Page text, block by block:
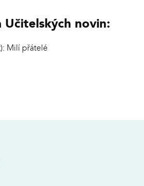
Učitelských novin:
Milí přátelé